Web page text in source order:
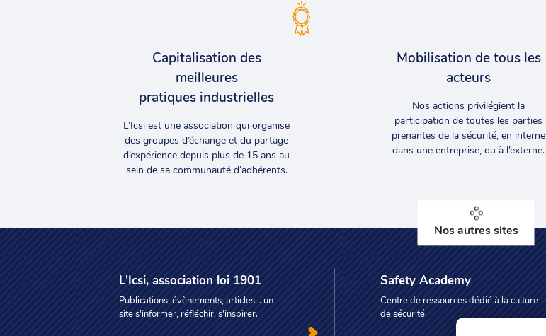
Capitalisation des
meilleures
pratiques industrielles
L’Icsi est une association qui organise
des groupes d’échange et du partage
d’expérience depuis plus de 15 ans au
sein de sa communauté d’adhérents.
Mobilisation de tous les
acteurs
Nos actions privilégient la
participation de toutes les parties
prenantes de la sécurité, en interne
dans une entreprise, ou à l’externe.
Nos autres sites
L'Icsi, association loi 1901
Publications, évènements, articles... un
site s'informer, réfléchir, s'inspirer.
Safety Academy
Centre de ressources dédié à la culture
de sécurité